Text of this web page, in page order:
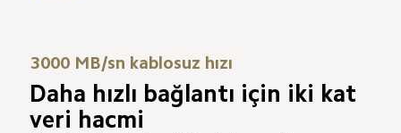
3000 MB/sn kablosuz hızı
Daha hızlı bağlantı için iki kat
veri hacmi